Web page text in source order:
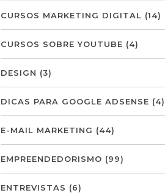
CURSOS MARKETING DIGITAL (14)
CURSOS SOBRE YOUTUBE (4)
DESIGN (3)
DICAS PARA GOOGLE ADSENSE (4)
E-MAIL MARKETING (44)
EMPREENDEDORISMO (99)
ENTREVISTAS (6)